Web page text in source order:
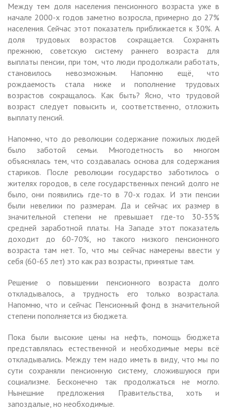
Между тем доля населения пенсионного возраста уже в
начале 2000-х годов заметно возросла, примерно до 27%
населения. Сейчас этот показатель приближается к 30%. А
доля трудовых возрастов сокращается. Сохранять
прежнюю, советскую систему раннего возраста для
выплаты пенсии, при том, что люди продолжали работать,
становилось невозможным. Напомню ещё, что
рождаемость стала ниже и пополнение трудовых
возрастов сокращалось. Как быть? Ясно, что трудовой
возраст следует повысить и, соответственно, отложить
выплату пенсий.
Напомню, что до революции содержание пожилых людей
было заботой семьи. Многодетность во многом
объяснялась тем, что создавалась основа для содержания
стариков. После революции государство заботилось о
жителях городов, в селе государственных пенсий долго не
было, они появились где-то в 70-х годах. И эти пенсии
были невелики по размерам. Да и сейчас их размер в
значительной степени не превышает где-то 30-35%
средней заработной платы. На Западе этот показатель
доходит до 60-70%, но такого низкого пенсионного
возраста там нет. То, что мы сейчас намерены ввести у
себя (60-65 лет) это как раз возрасты, принятые там.
Решение о повышении пенсионного возраста долго
откладывалось, а трудность его только возрастала.
Напомню, что и сейчас Пенсионный фонд в значительной
степени пополняется из бюджета.
Пока были высокие цены на нефть, помощь бюджета
представлялась естественной и необходимые меры всё
откладывались. Между тем надо иметь в виду, что мы по
сути сохраняли пенсионную систему, сложившуюся при
социализме. Бесконечно так продолжаться не могло.
Нынешние предложения Правительства, хоть и
запоздалые, но необходимые.